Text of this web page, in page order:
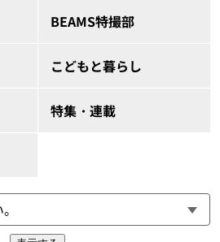
BEAMS特撮部
こどもと暮らし
特集・連載